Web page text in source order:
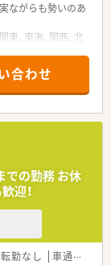
ながらも勢いのあ
、東海、関西、北
けでなく任意で受
員、将来経営幹部
できるフィールド
勤務）どちらか
ク併設店舗」「敷
店舗を運営してい
特化型店舗」を
置しています
法人2023（大規模
やすい環境が整備
合わせ
での勤務 お休
迎！
転勤なし 車通勤可